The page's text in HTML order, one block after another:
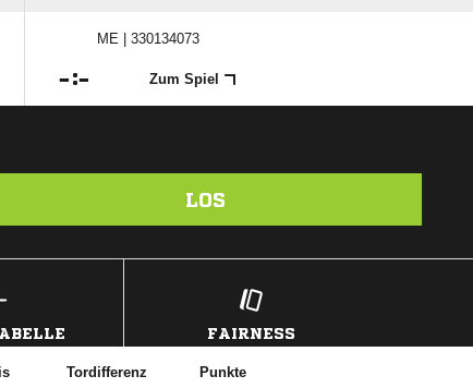
ME | 330134073
: Zum Spiel
LOS
FAIRNESS
Tordifferenz Punkte